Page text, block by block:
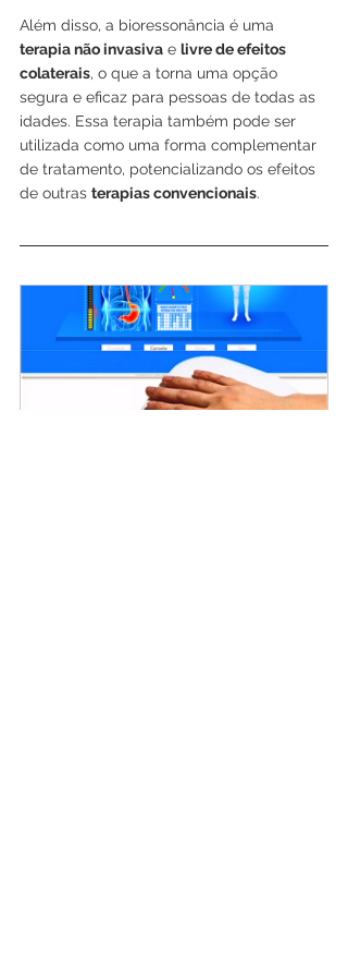
Além disso, a bioressonância é uma
terapia não invasiva e livre de efeitos
colaterais, o que a torna uma opção
segura e eficaz para pessoas de todas as
idades. Essa terapia também pode ser
utilizada como uma forma complementar
de tratamento, potencializando os efeitos
de outras terapias convencionais.